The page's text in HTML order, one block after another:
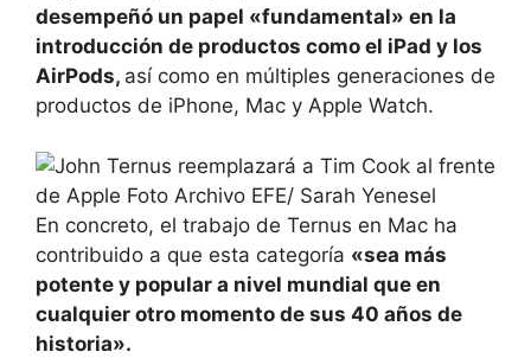
desempeñó un papel «fundamental» en la
introducción de productos como el iPad y los
AirPods, así como en múltiples generaciones de
productos de iPhone, Mac y Apple Watch.
En concreto, el trabajo de Ternus en Mac ha
contribuido a que esta categoría «sea más
potente y popular a nivel mundial que en
cualquier otro momento de sus 40 años de
historia».